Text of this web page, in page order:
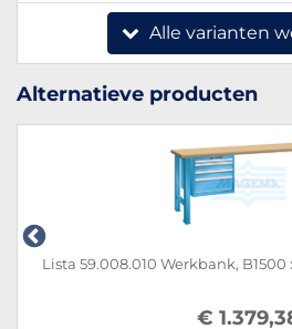
Alle varianten
Alternatieve producten
Lista 59.008.010 Werkbank,
€